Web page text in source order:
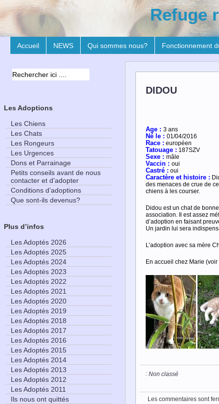
Refuge
Accueil NEWS Qui sommes nous? Fonctionnement
DIDOU
Age : 3 ans
Né le : 01/04/2016
Race : européen
Tatouage : 187SZV
Sexe : mâle
Vaccin : oui
Castré : oui
Caractère et histoire :
des menaces de crue de
chiens à les courser.
Didou est un chat de
association. Il est assez
d’adoption en faisant
Un jardin lui sera
L’adoption avec sa mère
En accueil chez Marie
: Non classé
Les commentaires sont
Les Adoptions
Les Chiens
Les Chats
Les Rongeurs
Les Urgences
Dons et Parrainage
Petits conseils avant de nous
contacter et d’adopter
Conditions d’adoptions
Que sont-ils devenus?
Plus d’infos
Les Adoptés 2026
Les Adoptés 2025
Les Adoptés 2024
Les Adoptés 2023
Les Adoptés 2022
Les Adoptés 2021
Les Adoptés 2020
Les Adoptés 2019
Les Adoptés 2018
Les Adoptés 2017
Les Adoptés 2016
Les Adoptés 2015
Les Adoptés 2014
Les Adoptés 2013
Les Adoptés 2012
Les Adoptés 2011
Ils nous ont quittés